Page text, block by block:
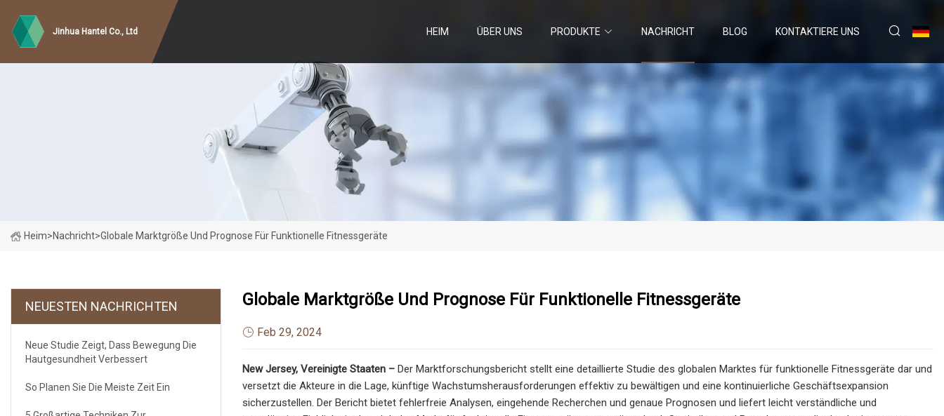
Jinhua Hantel Co., Ltd HEIM ÜBER UNS PRODUKTE NACHRICHT BLOG KONTAKTIERE UNS
Heim>Nachricht>Globale Marktgröße Und Prognose Für Funktionelle Fitnessgeräte
NEUESTEN NACHRICHTEN
Neue Studie Zeigt, Dass Bewegung Die
Hautgesundheit Verbessert
So Planen Sie Die Meiste Zeit Ein
Globale Marktgröße Und Prognose Für Funktionelle Fitnessgeräte
Feb 29, 2024
New Jersey, Vereinigte Staaten – Der Marktforschungsbericht stellt eine detaillierte Studie des globalen Marktes für funktionelle Fitnessgeräte dar und
versetzt die Akteure in die Lage, künftige Wachstumsherausforderungen effektiv zu bewältigen und eine kontinuierliche Geschäftsexpansion
sicherzustellen. Der Bericht bietet fehlerfreie Analysen, eingehende Recherchen und genaue Prognosen und liefert leicht verständliche und